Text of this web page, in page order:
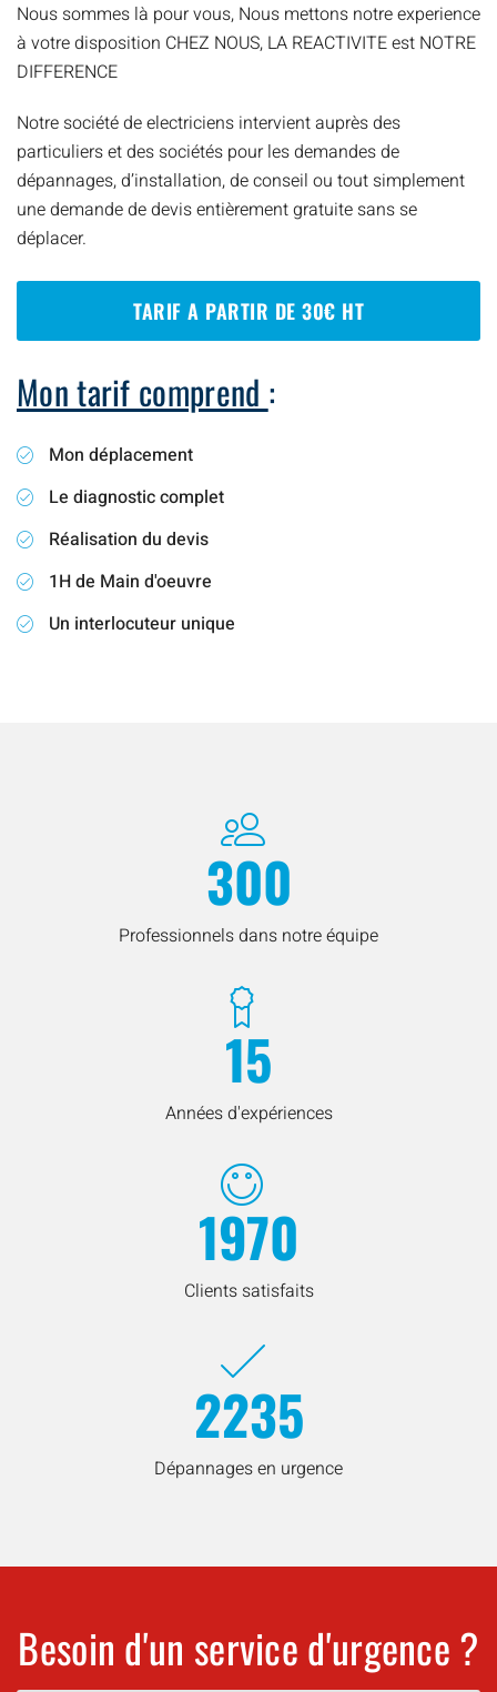
Nous sommes là pour vous, Nous mettons notre experience
à votre disposition CHEZ NOUS, LA REACTIVITE est NOTRE
DIFFERENCE
Notre société de electriciens intervient auprès des
particuliers et des sociétés pour les demandes de
dépannages, d’installation, de conseil ou tout simplement
une demande de devis entièrement gratuite sans se
déplacer.
TARIF A PARTIR DE 30€ HT
Mon tarif comprend :
Mon déplacement
Le diagnostic complet
Réalisation du devis
1H de Main d'oeuvre
Un interlocuteur unique
300
Professionnels dans notre équipe
15
Années d'expériences
1970
Clients satisfaits
2235
Dépannages en urgence
Besoin d'un service d'urgence ?